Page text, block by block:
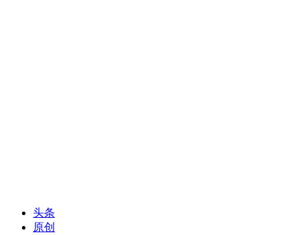
头条
原创